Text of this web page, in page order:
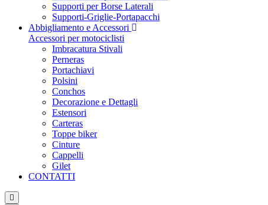
Supporti per Borse Laterali
Supporti-Griglie-Portapacchi
Abbigliamento e Accessori
Accessori per motociclisti
Imbracatura Stivali
Perneras
Portachiavi
Polsini
Conchos
Decorazione e Dettagli
Estensori
Carteras
Toppe biker
Cinture
Cappelli
Gilet
CONTATTI